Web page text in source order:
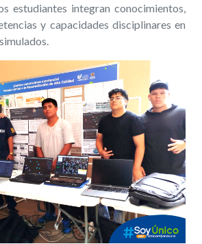
estudiantes integran conocimientos,
y capacidades disciplinares en